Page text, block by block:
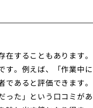
することもあります。
す。例えば、「作業中に
あると評価できます。
った」という口コミがあ